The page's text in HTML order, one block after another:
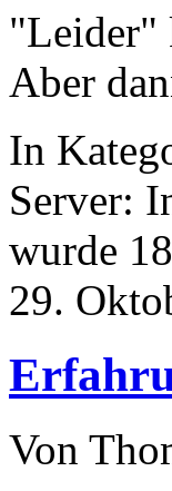
"Leider"
Aber
In
Server:
wurde
29.
Von